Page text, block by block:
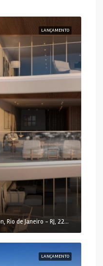
LANÇAMENTO
Av. Delfim Moreira, 558 - Leblon, Rio de Janeiro - RJ, 22441-000, Brasil
LANÇAMENTO